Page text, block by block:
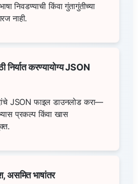
निवडण्याची किंवा गुंतागुंतीच्या
नाही.
निर्यात करण्यायोग्य JSON
JSON फाइल डाउनलोड करा—
प्रकल्प किंवा खास
असमित भाषांतर